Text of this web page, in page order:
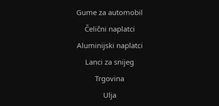
Gume za automobil
Čelični naplatci
Aluminijski naplatci
Lanci za snijeg
Trgovina
Ulja